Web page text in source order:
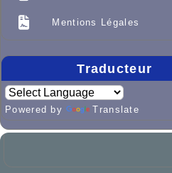
Mentions Légales
Traducteur
Powered by Translate